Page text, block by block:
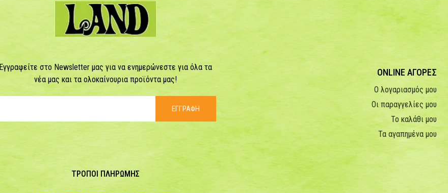
Εγγραφείτε στο Newsletter μας για να ενημερώνεστε για όλα τα
νέα μας και τα ολοκαίνουρια προϊόντα μας!
ΕΓΓΡΑΦΗ
ONLINE ΑΓΟΡΕΣ
Ο λογαριασμός μου
Οι παραγγελίες μου
Το καλάθι μου
Τα αγαπημένα μου
ΤΡΟΠΟΙ ΠΛΗΡΩΜΗΣ